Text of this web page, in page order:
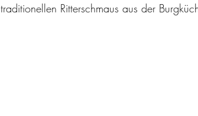
traditionellen Ritterschmaus aus der